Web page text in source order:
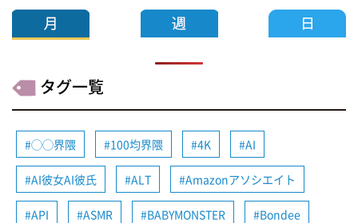
タグ一覧
◯◯界隈 100均界隈 4K AI
AI彼女AI彼氏 ALT Amazonアソシエイト
API ASMR BABYMONSTER Bondee